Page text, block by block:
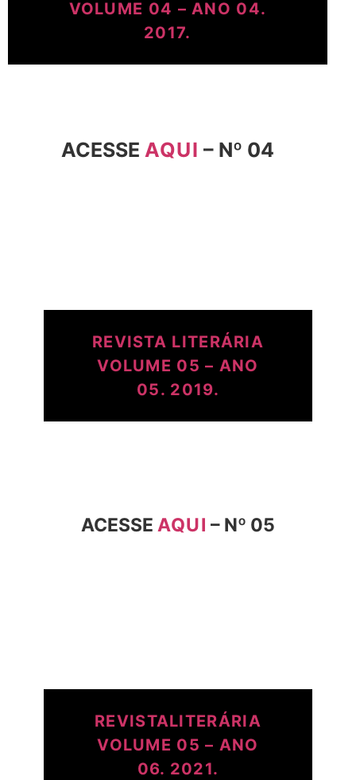
VOLUME 04 – ANO 04.
2017.
ACESSE AQUI – Nº 04
REVISTA LITERÁRIA
VOLUME 05 – ANO
05. 2019.
ACESSE AQUI – Nº 05
REVISTALITERÁRIA
VOLUME 05 – ANO
06. 2021.